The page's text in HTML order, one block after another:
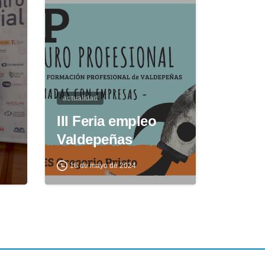
actualidad
III Feria empleo
Valdepeñas
16 de mayo de 2024